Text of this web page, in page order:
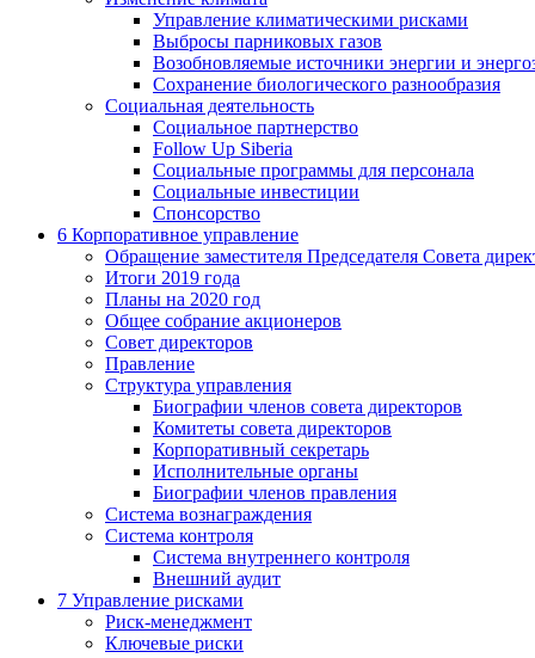
Управление климатическими рисками
Выбросы парниковых газов
Возобновляемые источники энергии и
Сохранение биологического разнообразия
Социальная деятельность
Социальное партнерство
Follow Up Siberia
Социальные программы для персонала
Социальные инвестиции
Спонсорство
6 Корпоративное управление
Обращение заместителя Председателя Совета
Итоги 2019 года
Планы на 2020 год
Общее собрание акционеров
Совет директоров
Правление
Структура управления
Биографии членов совета директоров
Комитеты совета директоров
Корпоративный секретарь
Исполнительные органы
Биографии членов правления
Система вознаграждения
Система контроля
Система внутреннего контроля
Внешний аудит
7 Управление рисками
Риск-менеджмент
Ключевые риски